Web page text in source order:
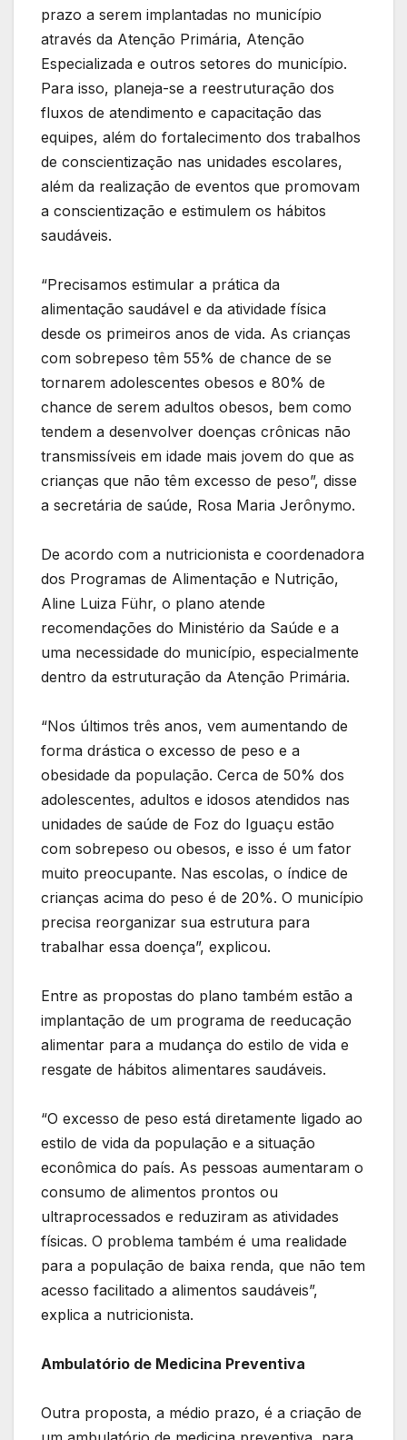
prazo a serem implantadas no município
através da Atenção Primária, Atenção
Especializada e outros setores do município.
Para isso, planeja-se a reestruturação dos
fluxos de atendimento e capacitação das
equipes, além do fortalecimento dos trabalhos
de conscientização nas unidades escolares,
além da realização de eventos que promovam
a conscientização e estimulem os hábitos
saudáveis.
“Precisamos estimular a prática da
alimentação saudável e da atividade física
desde os primeiros anos de vida. As crianças
com sobrepeso têm 55% de chance de se
tornarem adolescentes obesos e 80% de
chance de serem adultos obesos, bem como
tendem a desenvolver doenças crônicas não
transmissíveis em idade mais jovem do que as
crianças que não têm excesso de peso”, disse
a secretária de saúde, Rosa Maria Jerônymo.
De acordo com a nutricionista e coordenadora
dos Programas de Alimentação e Nutrição,
Aline Luiza Führ, o plano atende
recomendações do Ministério da Saúde e a
uma necessidade do município, especialmente
dentro da estruturação da Atenção Primária.
“Nos últimos três anos, vem aumentando de
forma drástica o excesso de peso e a
obesidade da população. Cerca de 50% dos
adolescentes, adultos e idosos atendidos nas
unidades de saúde de Foz do Iguaçu estão
com sobrepeso ou obesos, e isso é um fator
muito preocupante. Nas escolas, o índice de
crianças acima do peso é de 20%. O município
precisa reorganizar sua estrutura para
trabalhar essa doença”, explicou.
Entre as propostas do plano também estão a
implantação de um programa de reeducação
alimentar para a mudança do estilo de vida e
resgate de hábitos alimentares saudáveis.
“O excesso de peso está diretamente ligado ao
estilo de vida da população e a situação
econômica do país. As pessoas aumentaram o
consumo de alimentos prontos ou
ultraprocessados e reduziram as atividades
físicas. O problema também é uma realidade
para a população de baixa renda, que não tem
acesso facilitado a alimentos saudáveis”,
explica a nutricionista.
Ambulatório de Medicina Preventiva
Outra proposta, a médio prazo, é a criação de